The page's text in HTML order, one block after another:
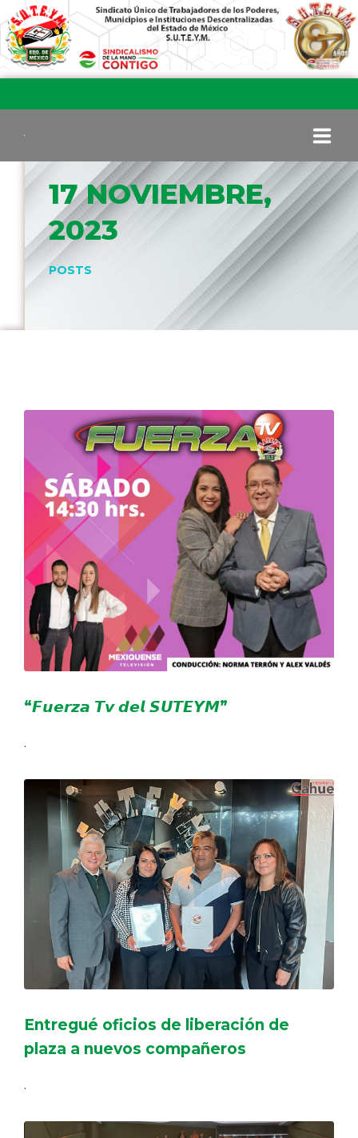
INICIO
COMITÉ EJECUTIVO
COORDINADORES
TRANSPARENCIA
17 NOVIEMBRE,
2023
POSTS
“𝙁𝙪𝙚𝙧𝙯𝙖 𝙏𝙫 𝙙𝙚𝙡 𝙎𝙐𝙏𝙀𝙔𝙈”
.
Entregué oficios de liberación de
plaza a nuevos compañeros
.